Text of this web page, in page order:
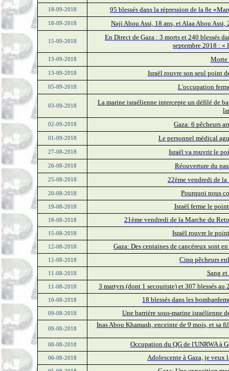
18-09-2018 95 blessés dans la répression de la 8e
18-09-2018 Naji Abou Assi, 18 ans, et Alaa Abou
15-09-2018
En Direct de Gaza : 3 morts et 240 blessés
septembre 2018 : «
13-09-2018 Morte
13-09-2018 Israël rouvre son seul point
05-09-2018 L'occupation
03-09-2018
La marine israélienne intercepte un défilé de
02-09-2018 Gaza: 6 pêcheurs
01-09-2018 Le personnel médical
27-08-2018 Israël va rouvrir le
26-08-2018 Réouverture du
25-08-2018 22ème vendredi de
20-08-2018 Pourquoi nous
19-08-2018 Israël ferme le point
18-08-2018 21ème vendredi de la Marche du
15-08-2018 Israël rouvre le
12-08-2018 Gaza: Des centaines de cancéreux sont
12-08-2018 Cinq pêcheurs
11-08-2018 Sang
11-08-2018 3 martyrs (dont 1 secouriste) et 307 blessés
10-08-2018 18 blessés dans les
09-08-2018 Une barrière sous-marine israélienne
09-08-2018
Inas Abou Khamash, enceinte de 9 mois, et sa
08-08-2018 Occupation du QG de l'UNRWA à
06-08-2018 Adolescente à Gaza, je veux